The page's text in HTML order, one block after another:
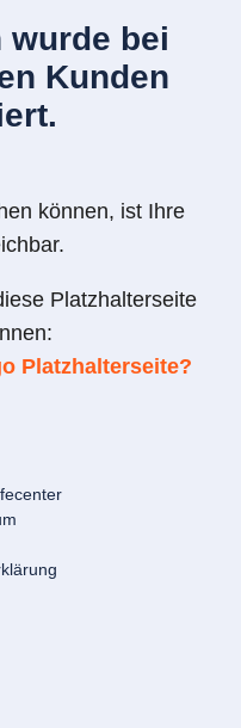
wurde bei
Kunden
können, ist Ihre
Platzhalterseite
Platzhalterseite?